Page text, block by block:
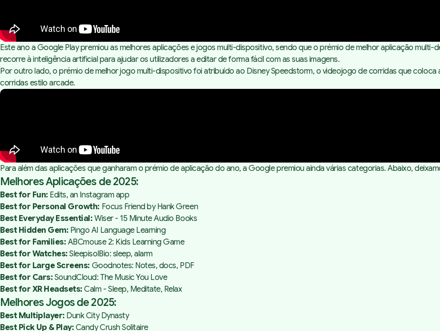
Este ano a Google Play premiou as melhores aplicações e jogos multi-dispositivo, sendo que o prémio de melhor aplicaçãomulti-
recorre à inteligência artificial para ajudar os utilizadores a editar de forma fácil com as suas imagens.
Por outro lado, o prémio de melhor jogo multi-dispositivo foi atribuído ao Disney Speedstorm, o videojogo de corridas que
corridas estilo arcade.
Para além das aplicações que ganharam o prémio de aplicação do ano, a Google premiou ainda várias categorias. Abaixo,
Melhores Aplicações de 2025:
Best for Fun: Edits, an Instagram app
Best for Personal Growth: Focus Friend by Hank Green
Best Everyday Essential: Wiser - 15 Minute Audio Books
Best Hidden Gem: Pingo AI Language Learning
Best for Families: ABCmouse 2: Kids Learning Game
Best for Watches: SleepisolBio: sleep, alarm
Best for Large Screens: Goodnotes: Notes, docs, PDF
Best for Cars: SoundCloud: The Music You Love
Best for XR Headsets: Calm - Sleep, Meditate, Relax
Melhores Jogos de 2025:
Best Multiplayer: Dunk City Dynasty
Best Pick Up & Play: Candy Crush Solitaire